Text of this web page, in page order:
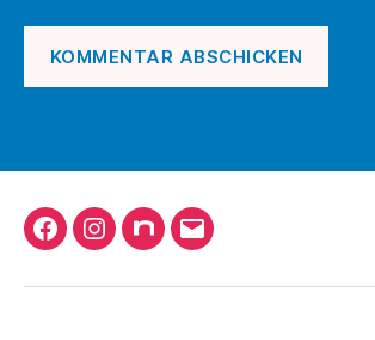
FacebookInstagram
nuLigaMail